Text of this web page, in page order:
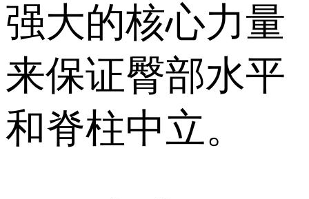
强大的核心力量
来保证臀部水平
和脊柱中立。